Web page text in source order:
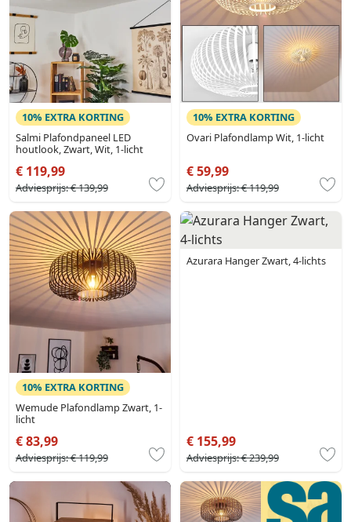
10% EXTRA KORTING
Salmi Plafondpaneel LED
houtlook, Zwart, Wit, 1-licht
€ 119,99
Adviesprijs:€ 139,99
10% EXTRA KORTING
Ovari Plafondlamp Wit, 1-licht
€ 59,99
Adviesprijs:€ 119,99
10% EXTRA KORTING
Wemude Plafondlamp Zwart, 1-
licht
€ 83,99
Adviesprijs:€ 119,99
Azurara Hanger Zwart, 4-lichts
€ 155,99
Adviesprijs:€ 239,99